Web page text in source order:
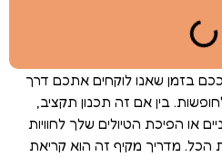
בזמן שאנו לוקחים אתכם דרך
בין אם זה תכנון תקציב,
או הפיכת הטיולים שלך לחוויות
הכל. מדריך מקיף זה הוא קריאת